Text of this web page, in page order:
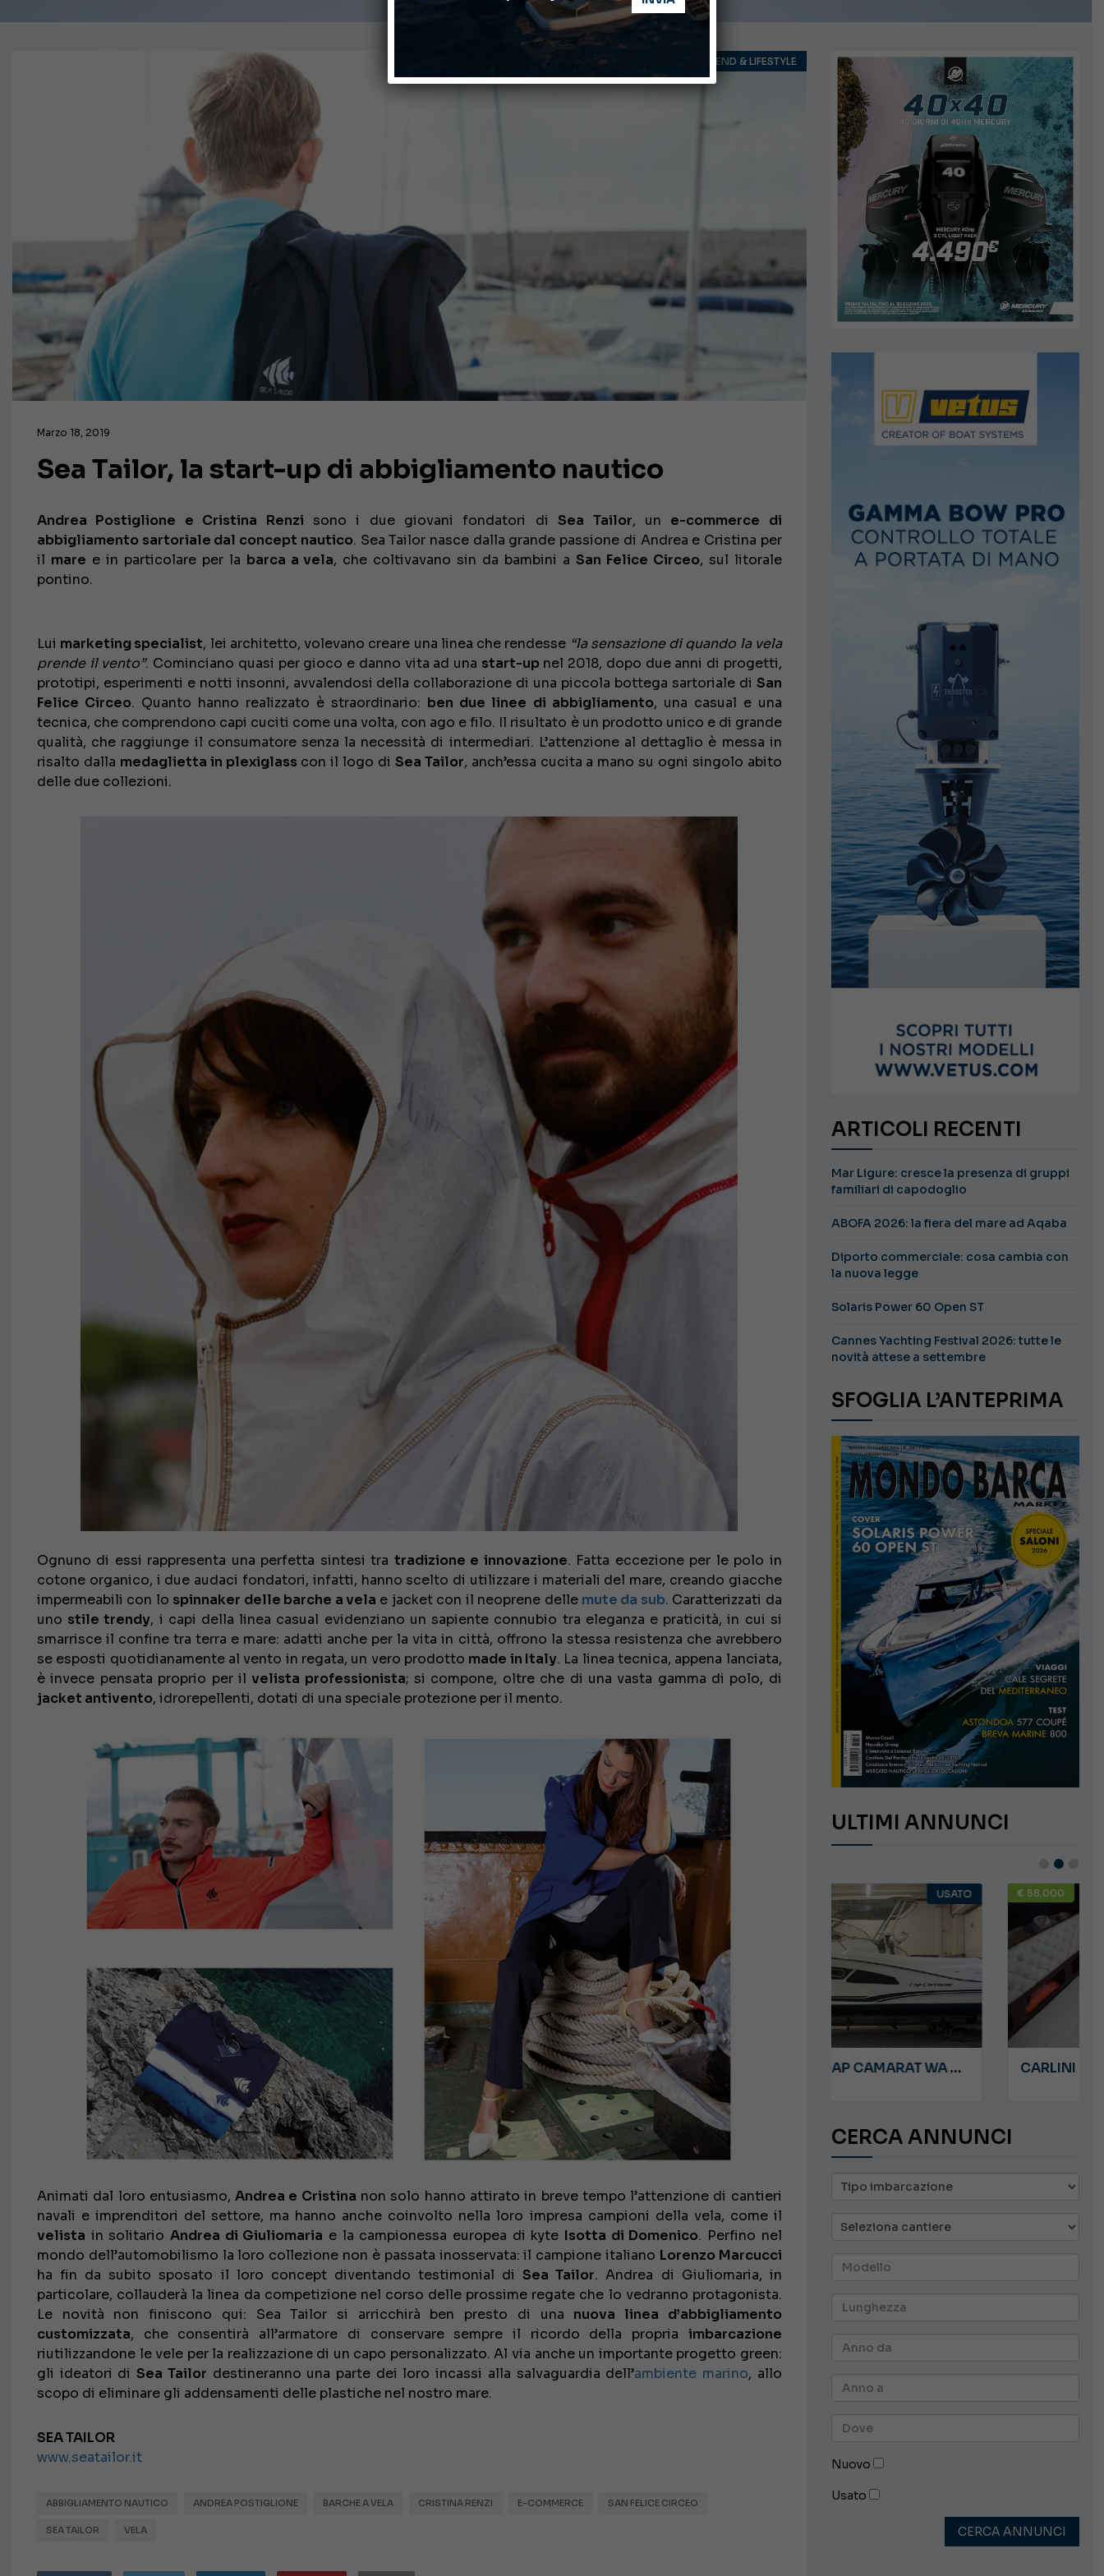
Marzo 18, 2019
TREND & LIFESTYLE
Sea Tailor, la start-up di abbigliamento nautico
Andrea Postiglione e Cristina Renzi sono i due giovani fondatori diSea Tailor, un e-commerce di
abbigliamento sartoriale dal concept nautico. Sea Tailor nasce dalla grande passione di Andrea e Cristina per
il mare e in particolare per la barca a vela, che coltivavano sin da bambini a San Felice Circeo, sul litorale
pontino.
Lui marketing specialist, lei architetto, volevano creare una linea che rendesse “la sensazione di quando la vela
prende il vento”. Cominciano quasi per gioco e danno vita ad una start-up nel 2018, dopo due anni di progetti,
prototipi, esperimenti e notti insonni, avvalendosi della collaborazione di una piccola bottega sartoriale di San
Felice Circeo. Quanto hanno realizzato è straordinario: ben due linee di abbigliamento, una casual e una
tecnica, che comprendono capi cuciti come una volta, con ago e filo. Il risultato è un prodotto unico e di grande
qualità, che raggiunge il consumatore senza la necessità di intermediari. L’attenzione al dettaglio è messa in
risalto dalla medaglietta in plexiglass con il logo di Sea Tailor, anch’essa cucita a mano su ogni singolo abito
delle due collezioni.
Ognuno di essi rappresenta una perfetta sintesi tra tradizione e innovazione. Fatta eccezione per le polo in
cotone organico, i due audaci fondatori, infatti, hanno scelto di utilizzare i materiali del mare, creando giacche
impermeabili con lo spinnaker delle barche a vela e jacket con il neoprene delle mute da sub. Caratterizzati da
uno stile trendy, i capi della linea casual evidenziano un sapiente connubio tra eleganza e praticità, in cui si
smarrisce il confine tra terra e mare: adatti anche per la vita in città, offrono la stessa resistenza che avrebbero
se esposti quotidianamente al vento in regata, un vero prodotto made in Italy. La linea tecnica, appena lanciata,
è invece pensata proprio per ilvelista professionista; si compone, oltre che di una vasta gamma di polo, di
jacket antivento, idrorepellenti, dotati di una speciale protezione per il mento.
Animati dal loro entusiasmo,Andrea e Cristina non solo hanno attirato in breve tempo l’attenzione di cantieri
navali e imprenditori del settore, ma hanno anche coinvolto nella loro impresa campioni della vela, come il
velista in solitarioAndrea di Giuliomaria e la campionessa europea di kyte Isotta di Domenico. Perfino nel
mondo dell’automobilismo la loro collezione non è passata inosservata: il campione italiano Lorenzo Marcucci
ha fin da subito sposato il loro concept diventando testimonial diSea Tailor. Andrea di Giuliomaria, in
particolare, collauderà la linea da competizione nel corso delle prossime regate che lo vedranno protagonista.
Le novità non finiscono qui: Sea Tailor si arricchirà ben presto di una nuova linea d’abbigliamento
customizzata, che consentirà all’armatore di conservare sempre il ricordo della propria imbarcazione
riutilizzandone le vele per la realizzazione di un capo personalizzato. Al via anche un importante progetto green:
gli ideatori diSea Tailor destineranno una parte dei loro incassi alla salvaguardia dell’ambiente marino, allo
scopo di eliminare gli addensamenti delle plastiche nel nostro mare.
SEA TAILOR
www.seatailor.it
ABBIGLIAMENTO NAUTICO ANDREA POSTIGLIONE BARCHE A VELA CRISTINA RENZI E-COMMERCE SAN FELICE CIRCEO
SEA TAILOR VELA
ARTICOLI RECENTI
Mar Ligure: cresce la presenza di gruppi
familiari di capodoglio
ABOFA 2026: la fiera del mare ad Aqaba
Diporto commerciale: cosa cambia con
la nuova legge
Solaris Power 60 Open ST
Cannes Yachting Festival 2026: tutte le
novità attese a settembre
SFOGLIA L’ANTEPRIMA
ULTIMI ANNUNCI
€ 138.000 USATO
CARLINI S&S
CERCA ANNUNCI
Nuovo
Usato
CERCA ANNUNCI